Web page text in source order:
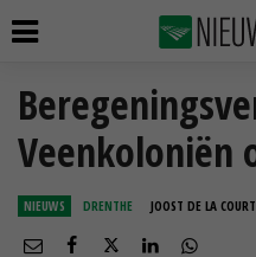
Veenkoloniën
NIEUWS DRENTHE JOOST DE LA COURT